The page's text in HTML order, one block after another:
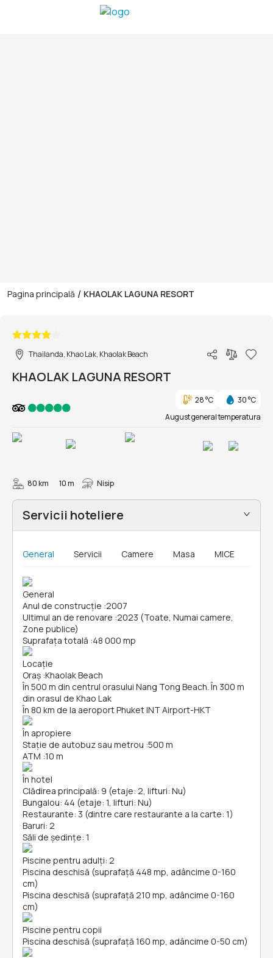
Pagina principală / KHAOLAK LAGUNA RESORT
Thailanda, Khao Lak, Khaolak Beach
KHAOLAK LAGUNA RESORT
28 °C
30 °C
August general temperatura
80 km 10 m Nisip
Servicii hoteliere
General Servicii Camere Masa MICE
General
Anul de construcție :2007
Ultimul an de renovare :2023 (Toate, Numai camere,
Zone publice)
Suprafața totală :48 000 mp
Locație
Oraș :Khaolak Beach
În 500 m din centrul orasului Nang Tong Beach. În 300 m
din orasul de Khao Lak
În 80 km de la aeroport Phuket INT Airport-HKT
În apropiere
Stație de autobuz sau metrou :500 m
ATM :10 m
În hotel
Clădirea principală: 9 (etaje: 2, lifturi: Nu)
Bungalou: 44 (etaje: 1, lifturi: Nu)
Restaurante: 3 (dintre care restaurante a la carte: 1)
Baruri: 2
Săli de ședințe: 1
Piscine pentru adulți: 2
Piscina deschisă (suprafață 448 mp, adâncime 0-160
cm)
Piscina deschisă (suprafață 210 mp, adâncime 0-160
cm)
Piscine pentru copii
Piscina deschisă (suprafață 160 mp, adâncime 0-50 cm)